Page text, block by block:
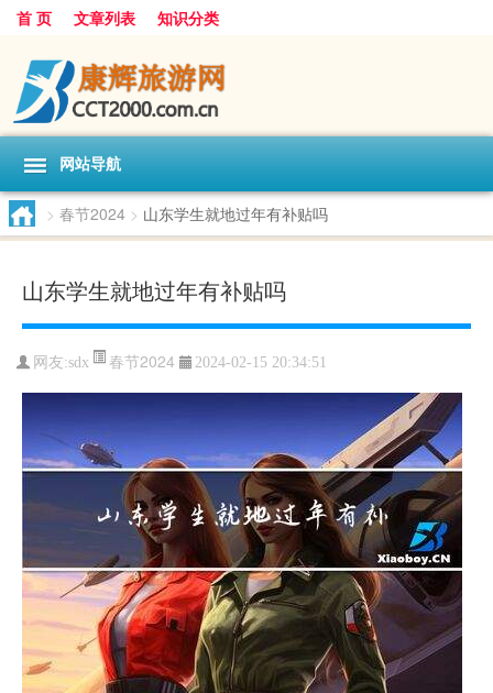
首 页 文章列表 知识分类
网站导航
> 春节2024 > 山东学生就地过年有补贴吗
山东学生就地过年有补贴吗
网友:sdx 春节2024 2024-02-15 20:34:51